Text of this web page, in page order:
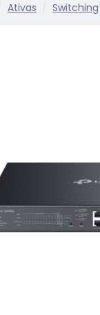
Ativas Switching